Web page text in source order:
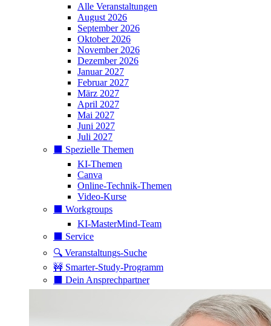
Alle Veranstaltungen
August 2026
September 2026
Oktober 2026
November 2026
Dezember 2026
Januar 2027
Februar 2027
März 2027
April 2027
Mai 2027
Juni 2027
Juli 2027
⬛️ Spezielle Themen
KI-Themen
Canva
Online-Technik-Themen
Video-Kurse
⬛️ Workgroups
KI-MasterMind-Team
⬛️ Service
🔍 Veranstaltungs-Suche
🚧 Smarter-Study-Programm
⬛️ Dein Ansprechpartner